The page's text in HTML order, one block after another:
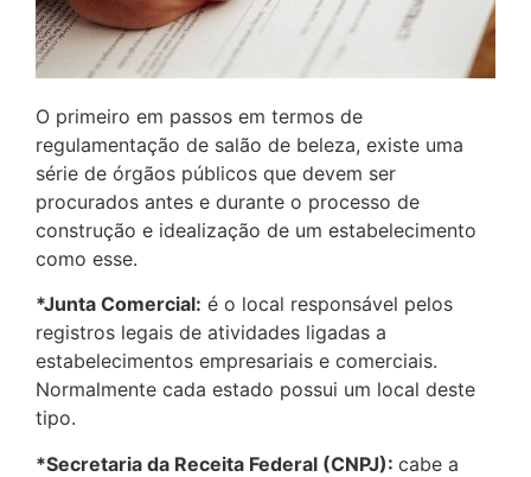
O primeiro em passos em termos de
regulamentação de salão de beleza, existe uma
série de órgãos públicos que devem ser
procurados antes e durante o processo de
construção e idealização de um estabelecimento
como esse.
*Junta Comercial: é o local responsável pelos
registros legais de atividades ligadas a
estabelecimentos empresariais e comerciais.
Normalmente cada estado possui um local deste
tipo.
*Secretaria da Receita Federal (CNPJ): cabe a